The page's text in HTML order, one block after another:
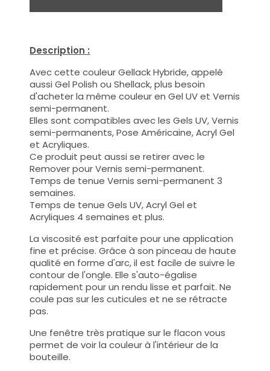
Description :
Avec cette couleur Gellack Hybride, appelé
aussi Gel Polish ou Shellack, plus besoin
d'acheter la même couleur en Gel UV et Vernis
semi-permanent.
Elles sont compatibles avec les Gels UV, Vernis
semi-permanents, Pose Américaine, Acryl Gel
et Acryliques.
Ce produit peut aussi se retirer avec le
Remover pour Vernis semi-permanent.
Temps de tenue Vernis semi-permanent 3
semaines.
Temps de tenue Gels UV, Acryl Gel et
Acryliques 4 semaines et plus.
La viscosité est parfaite pour une application
fine et précise. Grâce à son pinceau de haute
qualité en forme d'arc, il est facile de suivre le
contour de l'ongle. Elle s'auto-égalise
rapidement pour un rendu lisse et parfait. Ne
coule pas sur les cuticules et ne se rétracte
pas.
Une fenêtre très pratique sur le flacon vous
permet de voir la couleur à l'intérieur de la
bouteille.